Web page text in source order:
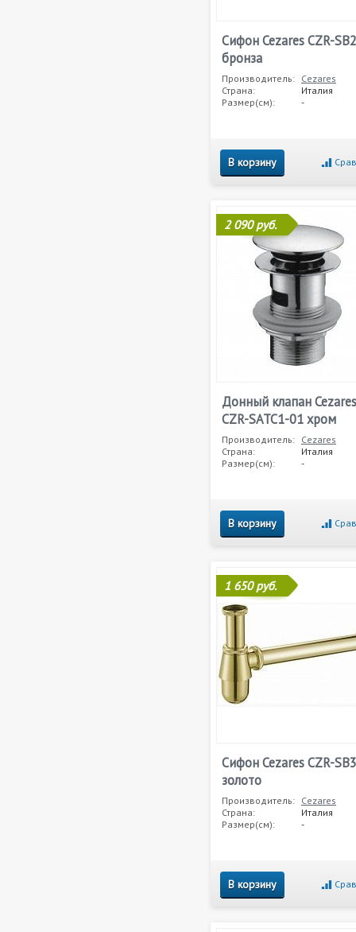
Сифон Cezares CZR-
бронза
Производитель: Cezares
Страна:
Италия
Размер(см):
-
В корзину
2 090 руб.
Донный клапан Cezares
CZR-SATC1-01 хром
Производитель: Cezares
Страна:
Италия
Размер(см):
-
В корзину
1 650 руб.
Сифон Cezares CZR-
золото
Производитель: Cezares
Страна:
Италия
Размер(см):
-
В корзину